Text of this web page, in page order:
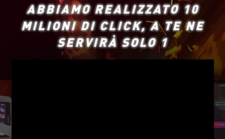
ABBIAMO REALIZZATO 10
MILIONI DI CLICK, A TE NE
SERVIRÀ SOLO 1